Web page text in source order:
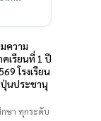
ความ
เรียนที่ 1 ปี
โรงเรียน
ปุ่นประชานุ
ษา ทุกระดับ